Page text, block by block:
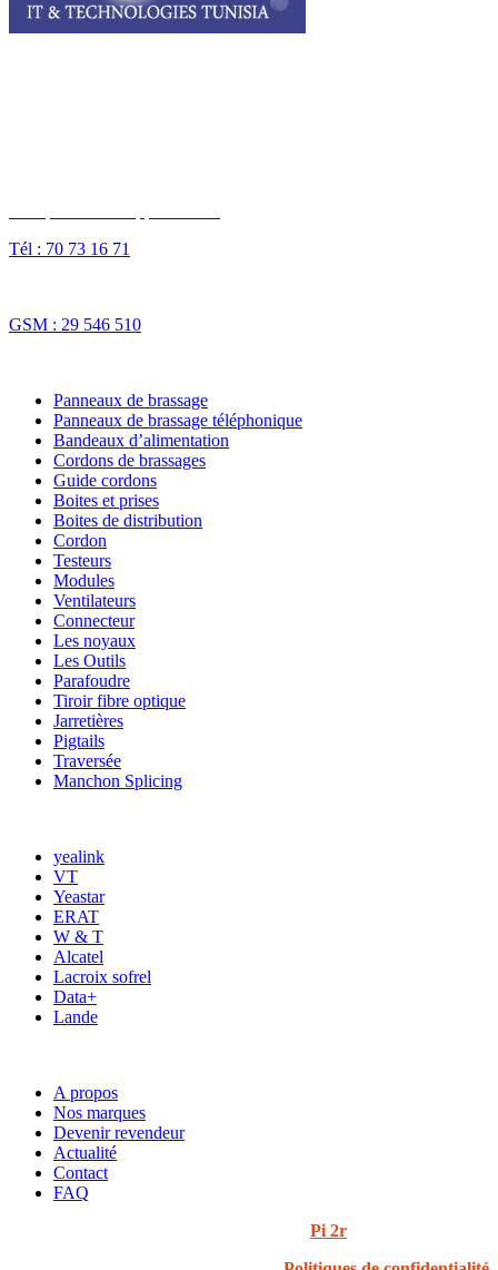
Tél : 70 73 16 71
GSM : 29 546 510
Panneaux de brassage
Panneaux de brassage téléphonique
Bandeaux d’alimentation
Cordons de brassages
Guide cordons
Boites et prises
Boites de distribution
Cordon
Testeurs
Modules
Ventilateurs
Connecteur
Les noyaux
Les Outils
Parafoudre
Tiroir fibre optique
Jarretières
Pigtails
Traversée
Manchon Splicing
yealink
VT
Yeastar
ERAT
W & T
Alcatel
Lacroix sofrel
Data+
Lande
A propos
Nos marques
Devenir revendeur
Actualité
Contact
FAQ
Pi 2r